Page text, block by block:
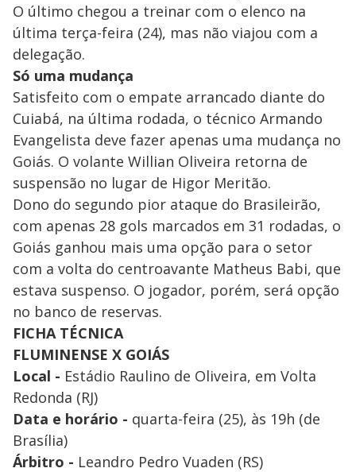
O último chegou a treinar com o elenco na
última terça-feira (24), mas não viajou com a
delegação.
Só uma mudança
Satisfeito com o empate arrancado diante do
Cuiabá, na última rodada, o técnico Armando
Evangelista deve fazer apenas uma mudança no
Goiás. O volante Willian Oliveira retorna de
suspensão no lugar de Higor Meritão.
Dono do segundo pior ataque do Brasileirão,
com apenas 28 gols marcados em 31 rodadas, o
Goiás ganhou mais uma opção para o setor
com a volta do centroavante Matheus Babi, que
estava suspenso. O jogador, porém, será opção
no banco de reservas.
FICHA TÉCNICA
FLUMINENSE X GOIÁS
Local - Estádio Raulino de Oliveira, em Volta
Redonda (RJ)
Data e horário - quarta-feira (25), às 19h (de
Brasília)
Árbitro - Leandro Pedro Vuaden (RS)